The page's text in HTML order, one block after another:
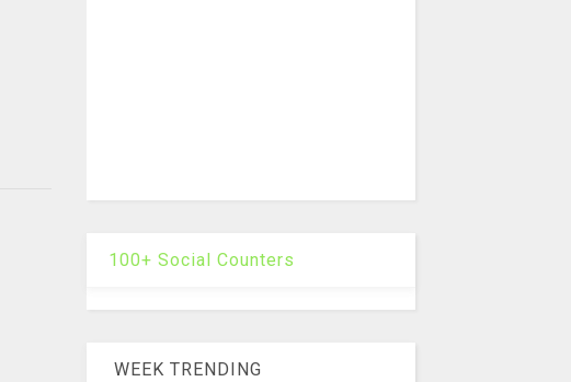
100+ Social Counters
WEEK TRENDING